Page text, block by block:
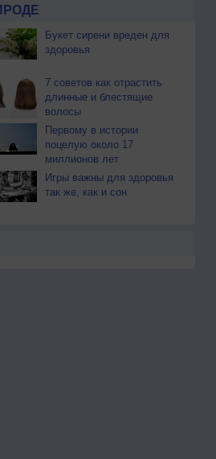
Букет сирени вреден для
здоровья
7 советов как отрастить
длинные и блестящие
волосы
Первому в истории
поцелую около 17
миллионов лет
Игры важны для здоровья
так же, как и сон